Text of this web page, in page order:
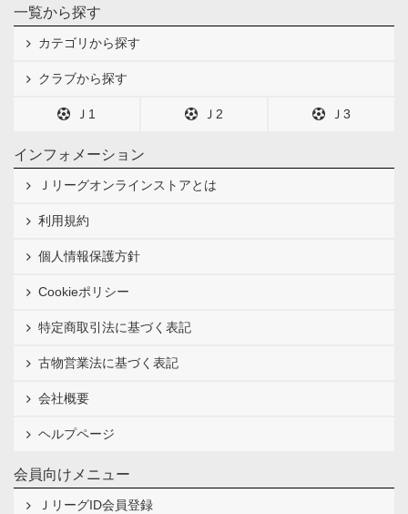
一覧から探す
カテゴリから探す
クラブから探す
Ｊ1 Ｊ2 Ｊ3
インフォメーション
Ｊリーグオンラインストアとは
利用規約
個人情報保護方針
Cookieポリシー
特定商取引法に基づく表記
古物営業法に基づく表記
会社概要
ヘルプページ
会員向けメニュー
ＪリーグID会員登録